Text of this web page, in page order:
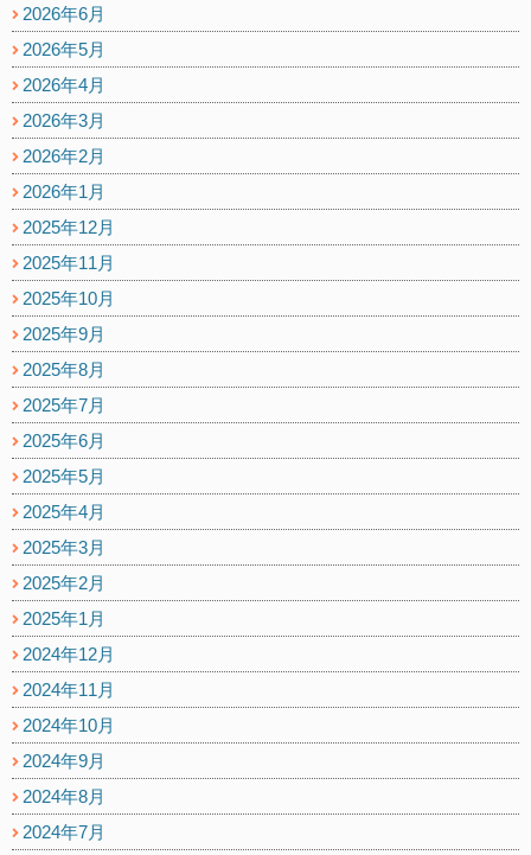
2026年6月
2026年5月
2026年4月
2026年3月
2026年2月
2026年1月
2025年12月
2025年11月
2025年10月
2025年9月
2025年8月
2025年7月
2025年6月
2025年5月
2025年4月
2025年3月
2025年2月
2025年1月
2024年12月
2024年11月
2024年10月
2024年9月
2024年8月
2024年7月